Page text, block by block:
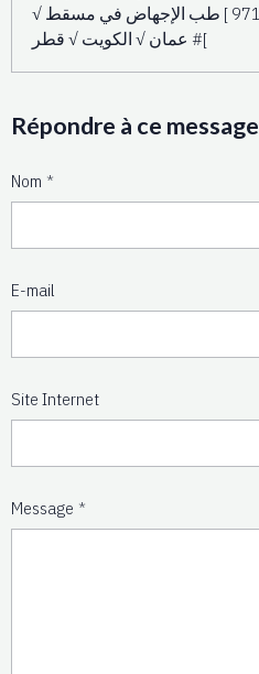
واتساب ]# (+971521553488 ] طب الإجهاض في مسقط √
عمان √ الكويت √ قطر #[
Répondre à ce message
Nom
E-mail
Site Internet
Message